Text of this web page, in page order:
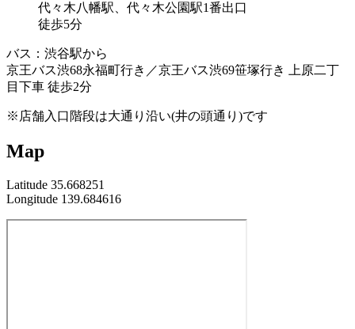
代々木八幡駅、代々木公園駅1番出口
徒歩5分
バス：渋谷駅から
京王バス渋68永福町行き／京王バス渋69笹塚行き 上原二丁
目下車 徒歩2分
※店舗入口階段は大通り沿い(井の頭通り)です
Map
Latitude 35.668251
Longitude 139.684616